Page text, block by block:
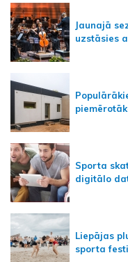
Jaunajā
uzstāsies
Sporta
digitālo
Liepājas
sporta